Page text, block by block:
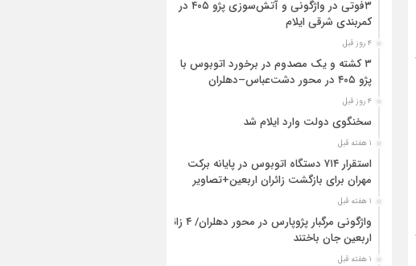
۳فوتی در واژگونی و آتش‌سوزی پژو ۴۰۵ در
کمربندی شرقی ایلام
۴ روز قبل
۳ کشته و یک مصدوم در برخورد اتوبوس با
پژو ۴۰۵ در محور دشت‌عباس–دهلران
۴ روز قبل
سخنگوی دولت وارد ایلام شد
۱ هفته قبل
استقرار ۷۱۴ دستگاه اتوبوس در پایانه برکت
مهران برای بازگشت زائران اربعین+تصاویر
۱ هفته قبل
واژگونی مرگبار پژوپارس در محور دهلران/ ۴ زائر
اربعین جان باختند
۱ هفته قبل